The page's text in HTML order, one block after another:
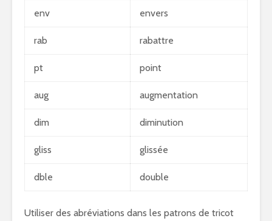
env envers
rab rabattre
pt point
aug augmentation
dim diminution
gliss glissée
dble double
Utiliser des abréviations dans les patrons de tricot